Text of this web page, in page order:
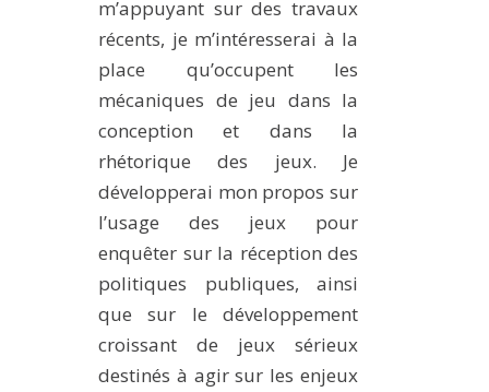
m’appuyant sur des travaux
récents, je m’intéresserai à la
place qu’occupent les
mécaniques de jeu dans la
conception et dans la
rhétorique des jeux. Je
développerai mon propos sur
l’usage des jeux pour
enquêter sur la réception des
politiques publiques, ainsi
que sur le développement
croissant de jeux sérieux
destinés à agir sur les enjeux